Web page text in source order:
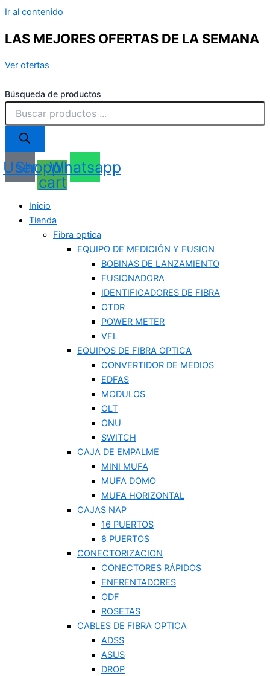
Ir al contenido
LAS MEJORES OFERTAS DE LA SEMANA
Ver ofertas
Búsqueda de productos
User
Shopping-
cart
Whatsapp
Inicio
Tienda
Fibra optica
EQUIPO DE MEDICIÓN Y FUSION
BOBINAS DE LANZAMIENTO
FUSIONADORA
IDENTIFICADORES DE FIBRA
OTDR
POWER METER
VFL
EQUIPOS DE FIBRA OPTICA
CONVERTIDOR DE MEDIOS
EDFAS
MODULOS
OLT
ONU
SWITCH
CAJA DE EMPALME
MINI MUFA
MUFA DOMO
MUFA HORIZONTAL
CAJAS NAP
16 PUERTOS
8 PUERTOS
CONECTORIZACION
CONECTORES RÁPIDOS
ENFRENTADORES
ODF
ROSETAS
CABLES DE FIBRA OPTICA
ADSS
ASUS
DROP